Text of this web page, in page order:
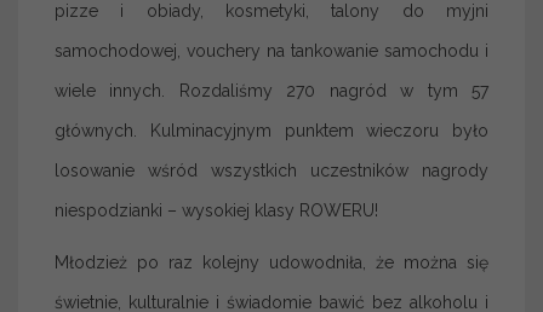
pizze i obiady, kosmetyki, talony do myjni
samochodowej, vouchery na tankowanie samochodu i
wiele innych. Rozdaliśmy 270 nagród w tym 57
głównych. Kulminacyjnym punktem wieczoru było
losowanie wśród wszystkich uczestników nagrody
niespodzianki – wysokiej klasy ROWERU!
Młodzież po raz kolejny udowodniła, że można się
świetnie, kulturalnie i świadomie bawić bez alkoholu i